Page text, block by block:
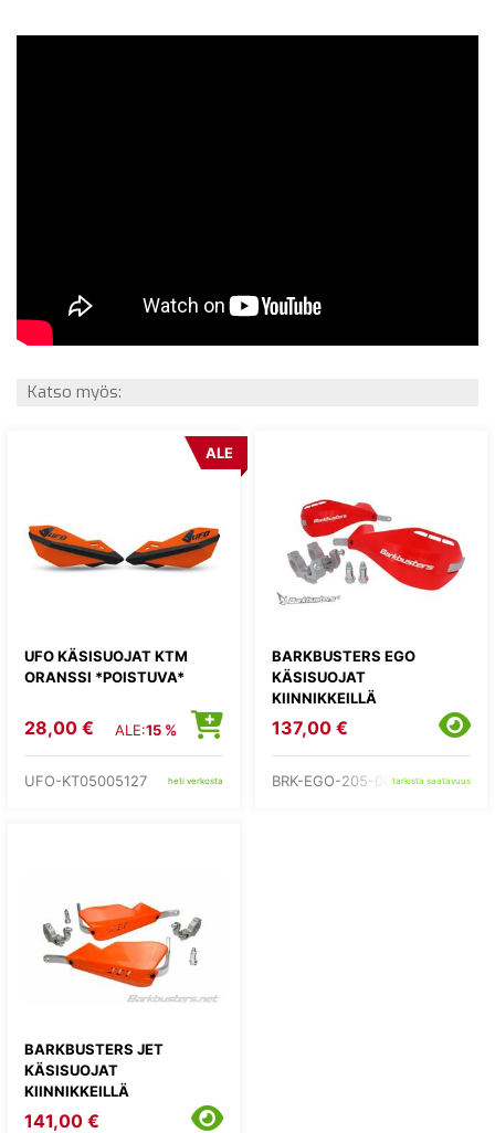
Katso myös:
UFO KÄSISUOJAT KTM
ORANSSI *POISTUVA*
ALE
28,00 € ALE:15 %
UFO-KT05005127 heti verkosta
BARKBUSTERS EGO
KÄSISUOJAT
KIINNIKKEILLÄ
137,00 €
BRK-EGO-205-00-RDtarkista saatavuus
BARKBUSTERS JET
KÄSISUOJAT
KIINNIKKEILLÄ
141,00 €